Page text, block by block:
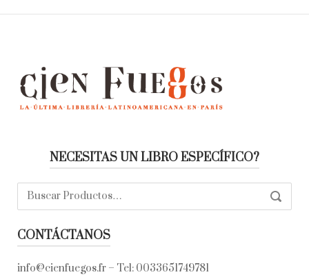
NECESITAS UN LIBRO ESPECÍFICO?
Buscar:
CONTÁCTANOS
info@cienfuegos.fr – Tel: 0033651749781